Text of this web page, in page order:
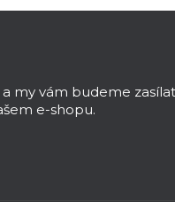
my vám budeme
e-shopu.